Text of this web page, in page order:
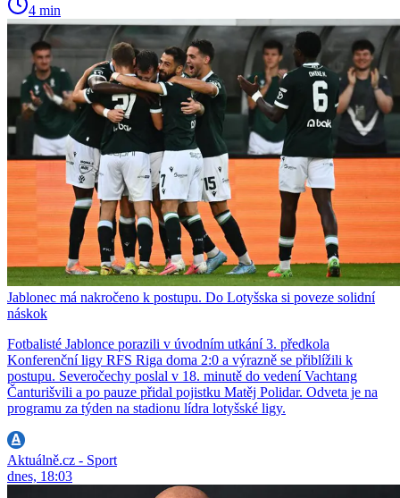
4 min
Jablonec má nakročeno k postupu. Do Lotyšska si poveze solidní
náskok
Fotbalisté Jablonce porazili v úvodním utkání 3. předkola
Konferenční ligy RFS Riga doma 2:0 a výrazně se přiblížili k
postupu. Severočechy poslal v 18. minutě do vedení Vachtang
Čanturišvili a po pauze přidal pojistku Matěj Polidar. Odveta je na
programu za týden na stadionu lídra lotyšské ligy.
Aktuálně.cz - Sport
dnes, 18:03